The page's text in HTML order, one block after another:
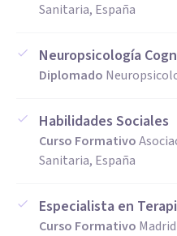
Sanitaria, España
Neuropsicología
Diplomado
Habilidades Sociales
Curso Formativo
Sanitaria, España
Especialista en
Curso Formativo